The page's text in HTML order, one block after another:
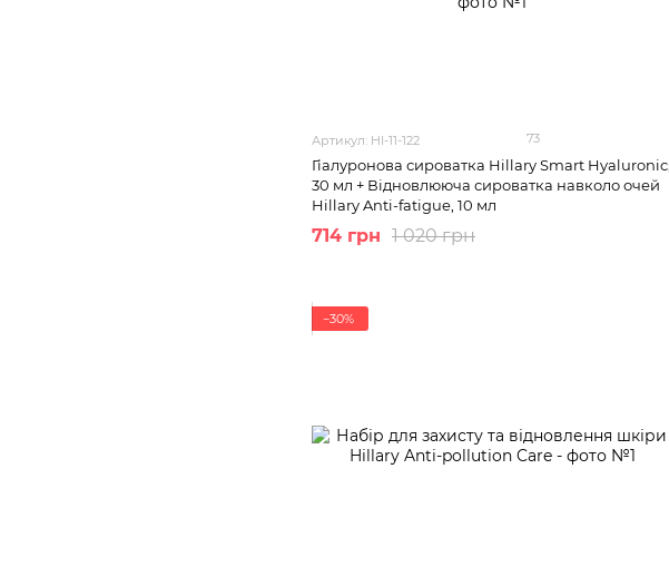
Артикул: HI-11-122 73
Гіалуронова сироватка Hillary Smart Hyaluronic,
30 мл + Відновлююча сироватка навколо очей
Hillary Anti-fatigue, 10 мл
1 020 грн
714 грн
−30%